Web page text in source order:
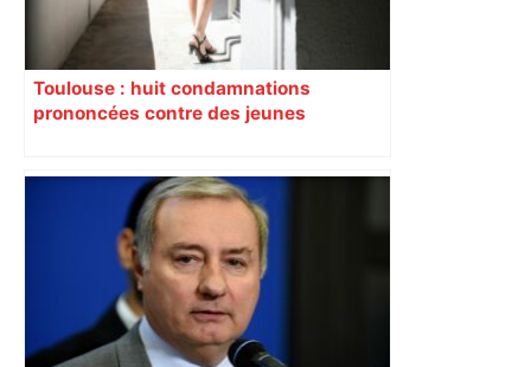
Toulouse : huit condamnations
prononcées contre des jeunes